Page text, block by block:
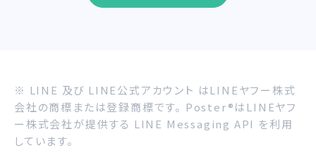
※ LINE 及び LINE公式アカウント はLINEヤフー株式
会社の商標または登録商標です。 Poster®はLINEヤフ
ー株式会社が提供する LINE Messaging API を利用
しています。